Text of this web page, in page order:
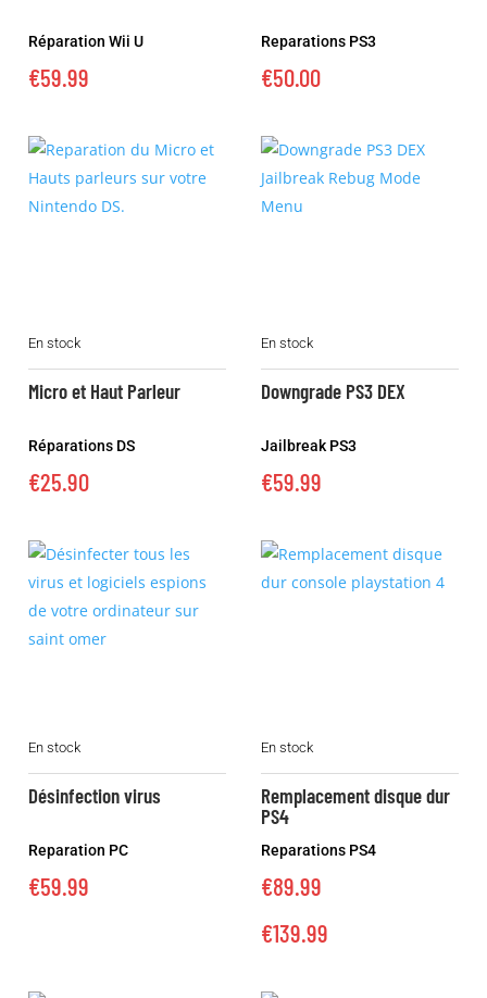
Réparation Wii U
€59.99
Reparations PS3
€50.00
produit
variations.
options
être
choisies
sur
la
En stock
Micro et Haut Parleur
Réparations DS
€25.90
produit
plusieurs
variations.
options
être
choisies
En stock
Downgrade PS3 DEX
Jailbreak PS3
€59.99
En stock
Désinfection virus
Reparation PC
€59.99
produit
plusieurs
variations.
options
peuvent
En stock
Remplacement disque dur
PS4
Reparations PS4
€89.99
€139.99